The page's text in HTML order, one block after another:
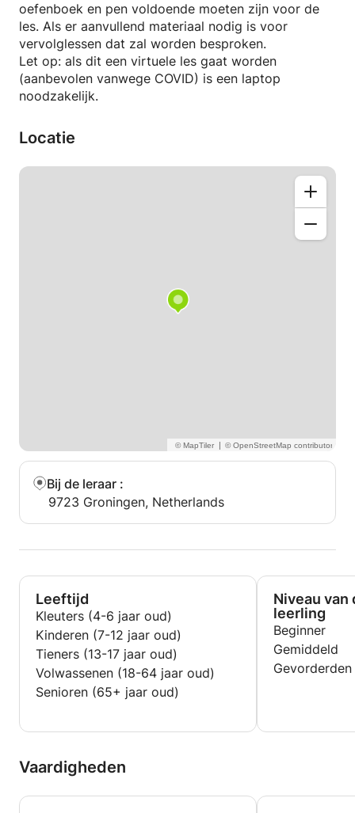
oefenboek en pen voldoende moeten zijn voor de
les. Als er aanvullend materiaal nodig is voor
vervolglessen dat zal worden besproken.
Let op: als dit een virtuele les gaat worden
(aanbevolen vanwege COVID) is een laptop
noodzakelijk.
Locatie
|
Bij de leraar :
9723 Groningen, Netherlands
Leeftijd
Kleuters (4-6 jaar oud)
Kinderen (7-12 jaar oud)
Tieners (13-17 jaar oud)
Volwassenen (18-64 jaar oud)
Senioren (65+ jaar oud)
Niveau van
leerling
Beginner
Gemiddeld
Gevorderden
Vaardigheden